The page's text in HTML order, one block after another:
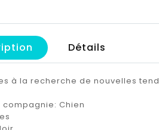
Détails
à la recherche de nouvelles
compagnie: Chien